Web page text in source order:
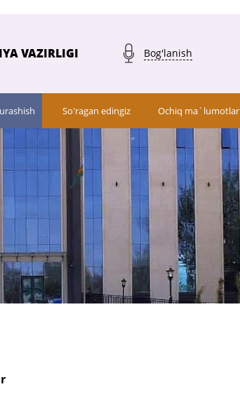
VAZIRLIGI Bog'lanish
So'ragan edingiz Ochiq ma`lumotlar